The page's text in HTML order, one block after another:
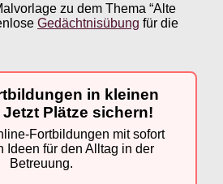
zu dem Thema “Alte
Gedächtnisübung für die
in kleinen
Plätze sichern!
Fortbildungen mit sofort
Ideen für den Alltag in der
Betreuung.